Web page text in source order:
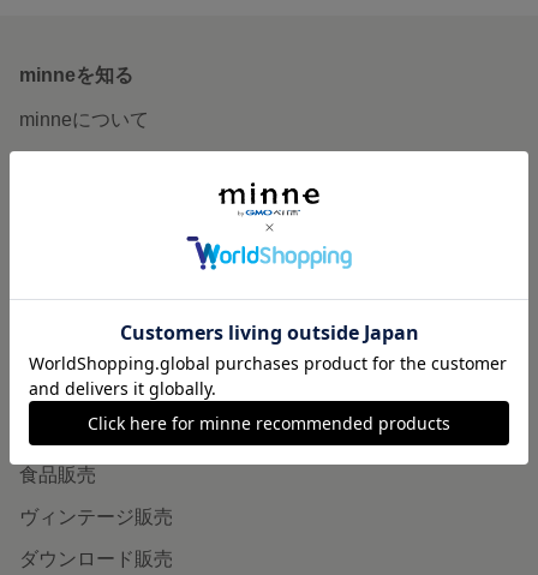
minneを知る
minneについて
作品販売について
minneで売りたい
食品販売
ヴィンテージ販売
ダウンロード販売